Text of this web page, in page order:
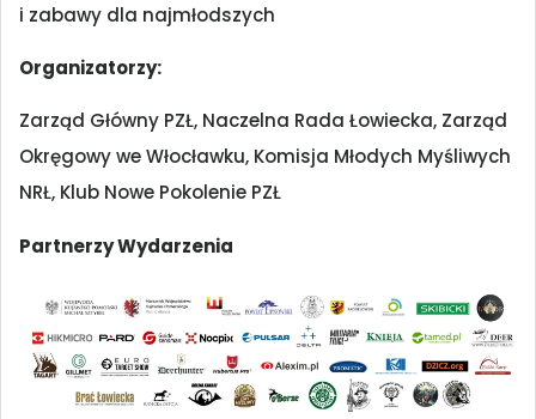
i zabawy dla najmłodszych
Organizatorzy:
Zarząd Główny PZŁ, Naczelna Rada Łowiecka, Zarząd
Okręgowy we Włocławku, Komisja Młodych Myśliwych
NRŁ, Klub Nowe Pokolenie PZŁ
Partnerzy Wydarzenia